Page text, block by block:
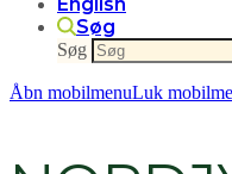
Søg
Søg
Åbn mobilmenuLuk